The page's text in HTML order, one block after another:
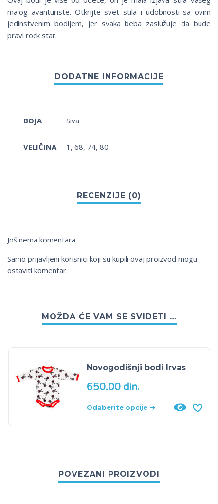
malog avanturiste. Otkrijte svet stila i udobnosti sa ovim
jedinstvenim bodijem, jer svaka beba zaslužuje da bude
pravi rock star.
BOJA Siva
VELIČINA 1, 68, 74, 80
Još nema komentara.
Samo prijavljeni korisnici koji su kupili ovaj proizvod mogu
ostaviti komentar.
MOŽDA ĆE VAM SE SVIDETI …
Novogodišnji bodi Irvas
650.00 din.
Odaberite opcije
POVEZANI PROIZVODI